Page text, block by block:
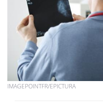
IMAGEPOINTFR/EPICTURA